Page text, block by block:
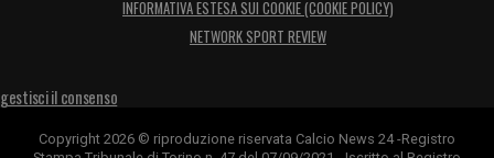
INFORMATIVA ESTESA SUI COOKIE (COOKIE POLICY)
NETWORK SPORT REVIEW
gestisci il consenso
Copyright 2026 © riproduzione riservata Calcio News 24 -Registro